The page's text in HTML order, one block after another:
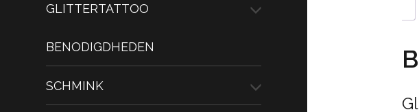
GLITTERTATTOO
BENODIGDHEDEN
SCHMINK